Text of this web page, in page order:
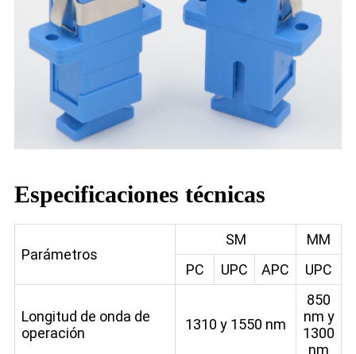
Especificaciones técnicas
Parámetros
SM
MM
PC
UPC APC UPC
Longitud de onda de
operación
1310 y 1550 nm
850
nm y
1300
nm